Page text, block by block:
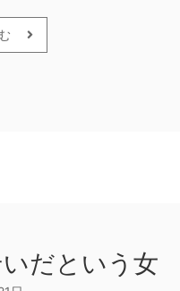
だという女